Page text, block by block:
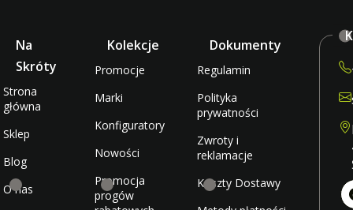
Na
Skróty
Strona
główna
Sklep
Blog
O nas
Kolekcje
Promocje
Marki
Konfiguratory
Nowości
Promocja
progów
Dokumenty
Regulamin
Polityka
prywatności
Zwroty i
reklamacje
Koszty Dostawy